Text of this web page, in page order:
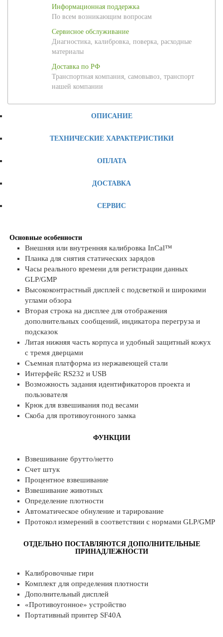
Информационная поддержка
По всем возникающим вопросам
Сервисное обслуживание
Диагностика, калибровка, поверка, расходные
материалы
Доставка по РФ
Транспортная компания, самовывоз, транспорт
нашей компании
ОПИСАНИЕ
ТЕХНИЧЕСКИЕ ХАРАКТЕРИСТИКИ
ОПЛАТА
ДОСТАВКА
СЕРВИС
Основные особенности
Внешняя или внутренняя калибровка InCal™
Планка для снятия статических зарядов
Часы реального времени для регистрации данных
GLP/GMP
Высококонтрастный дисплей с подсветкой и широкими
углами обзора
Вторая строка на дисплее для отображения
дополнительных сообщений, индикатора перегруза и
подсказок
Литая нижняя часть корпуса и удобный защитный кожух
с тремя дверцами
Съемная платформа из нержавеющей стали
Интерфейс RS232 и USB
Возможность задания идентификаторов проекта и
пользователя
Крюк для взвешивания под весами
Скоба для противоугонного замка
ФУНКЦИИ
Взвешивание брутто/нетто
Счет штук
Процентное взвешивание
Взвешивание животных
Определение плотности
Автоматическое обнуление и тарирование
Протокол измерений в соответствии с нормами GLP/GMP
ОТДЕЛЬНО ПОСТАВЛЯЮТСЯ ДОПОЛНИТЕЛЬНЫЕ
ПРИНАДЛЕЖНОСТИ
Калибровочные гири
Комплект для определения плотности
Дополнительный дисплей
«Противоугонное» устройство
Портативный принтер SF40A